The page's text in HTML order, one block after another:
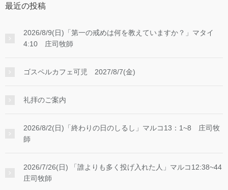
最近の投稿
2026/8/9(日)「第一の戒めは何を教えていますか？」マタイ
4:10 庄司牧師
ゴスペルカフェ可児 2027/8/7(金)
礼拝のご案内
2026/8/2(日)「終わりの日のしるし」マルコ13：1~8 庄司牧
師
2026/7/26(日) 「誰よりも多く投げ入れた人」マルコ12:38~44
庄司牧師